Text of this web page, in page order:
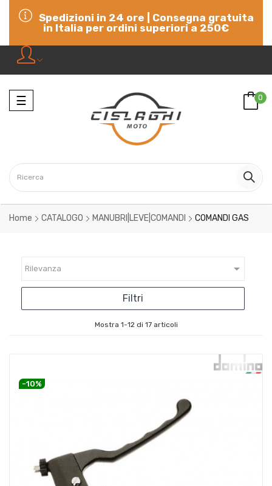
Spedizioni in 24 ore | Consegna gratuita
in Italia per ordini superiori a 250€
Navigazione
☰ 0
Home CATALOGO MANUBRI|LEVE|COMANDI COMANDI GAS
Rilevanza 
Filtri
Mostra 1-12 di 17 articoli
-10%